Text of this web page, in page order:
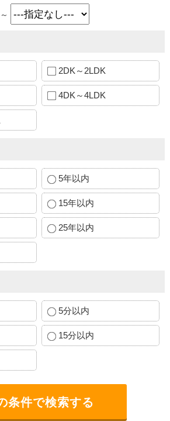
～
2DK～2LDK
4DK～4LDK
5年以内
15年以内
25年以内
5分以内
15分以内